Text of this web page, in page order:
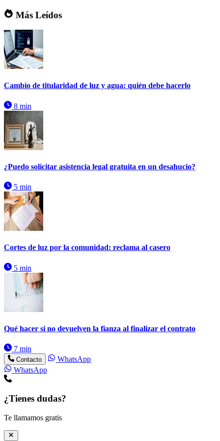
Más Leídos
Cambio de titularidad de luz y agua: quién debe hacerlo
8 min
¿Puedo solicitar asistencia legal gratuita en un desahucio?
5 min
Cortes de luz por la comunidad: reclama al casero
5 min
Qué hacer si no devuelven la fianza al finalizar el contrato
7 min
Contacto
WhatsApp
WhatsApp
¿Tienes dudas?
Te llamamos gratis